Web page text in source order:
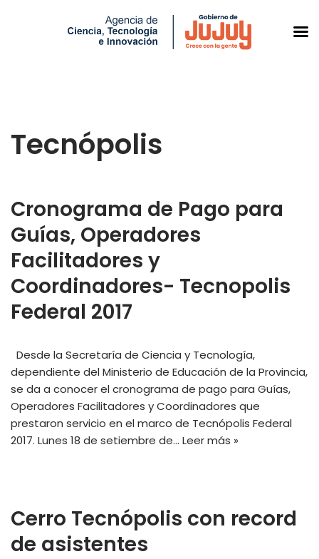
contenido
Tecnópolis
Cronograma de Pago para
Guías, Operadores
Facilitadores y
Coordinadores- Tecnopolis
Federal 2017
Desde la Secretaría de Ciencia y Tecnología,
dependiente del Ministerio de Educación de la Provincia,
se da a conocer el cronograma de pago para Guías,
Operadores Facilitadores y Coordinadores que
prestaron servicio en el marco de Tecnópolis Federal
2017. Lunes 18 de setiembre de… Leer más »
Cerro Tecnópolis con record
de asistentes